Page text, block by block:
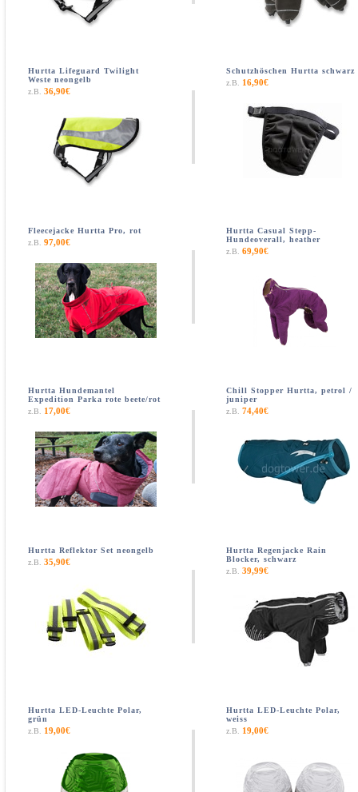
Hurtta Lifeguard Twilight
Weste neongelb
z.B. 36,90€
Schutzhöschen Hurtta schwarz
z.B.
16,90€
Fleecejacke Hurtta Pro, rot
z.B. 97,00€
Hurtta Casual Stepp-
Hundeoverall, heather
z.B. 69,90€
Hurtta Hundemantel
Expedition Parka rote beete/rot
z.B. 17,00€
Chill Stopper Hurtta, petrol /
juniper
z.B. 74,40€
Hurtta Reflektor Set neongelb
z.B. 35,90€
Hurtta Regenjacke Rain
Blocker, schwarz
z.B. 39,99€
Hurtta LED-Leuchte Polar,
grün
z.B. 19,00€
Hurtta LED-Leuchte Polar,
weiss
z.B.
19,00€